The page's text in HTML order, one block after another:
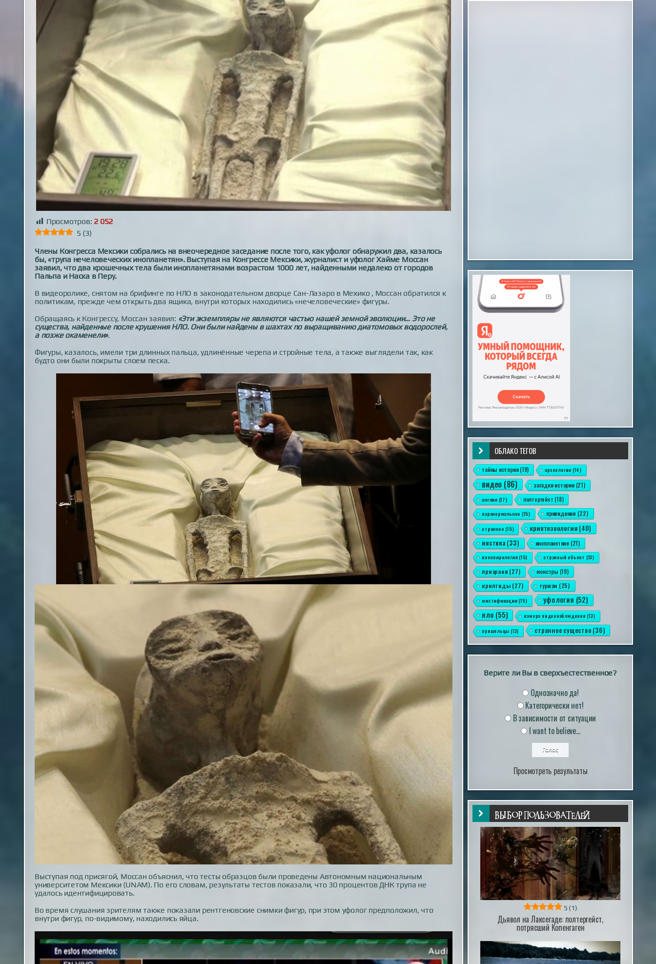
Просмотров: 2 052
5 (3)
Члены Конгресса Мексики собрались на внеочередное заседание после того, как уфолог обнаружил два, казалось
бы, «трупа нечеловеческих инопланетян». Выступая на Конгрессе Мексики, журналист и уфолог Хайме Моссан
заявил, что два крошечных тела были инопланетянами возрастом 1000 лет, найденными недалеко от городов
Пальпа и Наска в Перу.
В видеоролике, снятом на брифинге по НЛО в законодательном дворце Сан-Лазаро в Мехико , Моссан обратился к
политикам, прежде чем открыть два ящика, внутри которых находились «нечеловеческие» фигуры.
Обращаясь к Конгрессу, Моссан заявил: «Эти экземпляры не являются частью нашей земной эволюции… Это не
существа, найденные после крушения НЛО. Они были найдены в шахтах по выращиванию диатомовых водорослей,
а позже окаменели».
Фигуры, казалось, имели три длинных пальца, удлинённые черепа и стройные тела, а также выглядели так, как
будто они были покрыты слоем песка.
Выступая под присягой, Моссан объяснил, что тесты образцов были проведены Автономным национальным
университетом Мексики (UNAM). По его словам, результаты тестов показали, что 30 процентов ДНК трупа не
удалось идентифицировать.
Во время слушания зрителям также показали рентгеновские снимки фигур, при этом уфолог предположил, что
внутри фигур, по-видимому, находились яйца.
ОБЛАКО ТЕГОВ
тайны истории(19) археология(14)
видео(86) загадки истории(21)
англия(17) полтергейст(18)
паранормальное (15) привидения(22)
странное(15) криптозоология(40)
мистика(33) инопланетяне(21)
конспирология(15) странный объект(13)
призраки(27) монстры(19)
криптиды(27) туризм (25)
мистификации(15) уфология(52)
нло(55) камера видеонаблюдения(13)
пришельцы(13) странное существо(36)
Верите ли Вы в сверхъестественное?
Однозначно да!
Категорически нет!
В зависимости от ситуации
I want to believe...
Просмотреть результаты
ВЫБОР ПОЛЬЗОВАТЕЛЕЙ
5 (1)
Дьявол на Лаксегаде: полтергейст,
потрясший Копенгаген